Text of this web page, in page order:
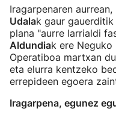
Iragarpenaren
Udalak gaur
plana "aurre larrialdi
Aldundiak ere Neguko
Operatiboa martxan
eta elurra kentzeko
errepideen egoera
Iragarpena, egunez